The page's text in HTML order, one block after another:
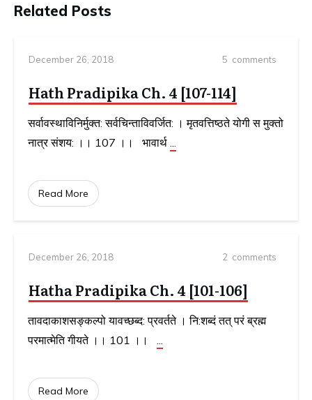
Related Posts
December 26, 2018 5 comments
Hath Pradipika Ch. 4 [107-114]
सर्वावस्थाविनिर्मुक्त: सर्वचिन्ताविवर्जित: । मृतवत्तिष्ठते योगी स मुक्तो
नात्र संशय: ।। 107 ।। भावार्थ ...
Read More
December 26, 2018 2 comments
Hatha Pradipika Ch. 4 [101-106]
तावदाकाशसङ्कल्पो यावच्छब्द: प्रवर्तते । नि:शब्दं तत् परं ब्रह्म
परमात्मेति गीयते ।। 101 ।। ...
Read More